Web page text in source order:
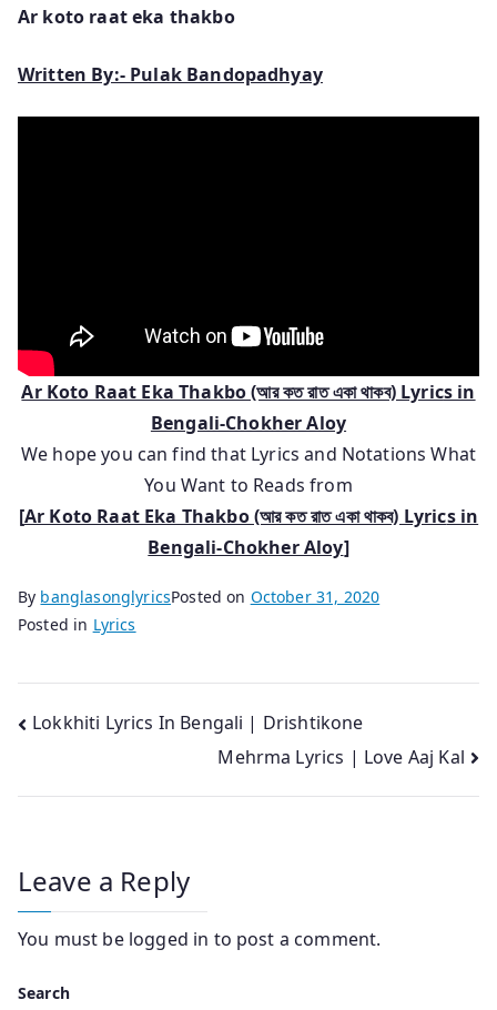
Ar koto raat eka thakbo
Written By:- Pulak Bandopadhyay
Ar Koto Raat Eka Thakbo (আর কত রাত একা থাকব) Lyrics in
Bengali-Chokher Aloy
We hope you can find that Lyrics and Notations What
You Want to Reads from
[Ar Koto Raat Eka Thakbo (আর কত রাত একা থাকব) Lyrics in
Bengali-Chokher Aloy]
By banglasonglyricsPosted on October 31, 2020
Posted in Lyrics
Post
Lokkhiti Lyrics In Bengali | Drishtikone
Mehrma Lyrics | Love Aaj Kal
Leave a Reply
You must be logged in to post a comment.
Search